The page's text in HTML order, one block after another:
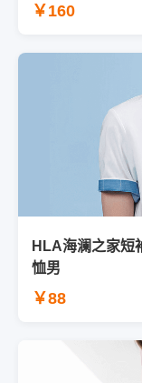
￥160
HLA海澜之家短
恤男
￥88